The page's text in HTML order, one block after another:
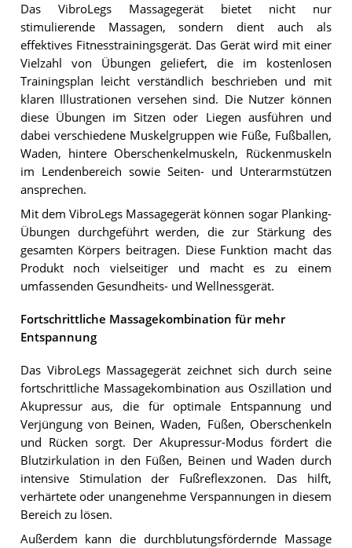
Das VibroLegs Massagegerät bietet nicht nur
stimulierende Massagen, sondern dient auch als
effektives Fitnesstrainingsgerät. Das Gerät wird mit einer
Vielzahl von Übungen geliefert, die im kostenlosen
Trainingsplan leicht verständlich beschrieben und mit
klaren Illustrationen versehen sind. Die Nutzer können
diese Übungen im Sitzen oder Liegen ausführen und
dabei verschiedene Muskelgruppen wie Füße, Fußballen,
Waden, hintere Oberschenkelmuskeln, Rückenmuskeln
im Lendenbereich sowie Seiten- und Unterarmstützen
ansprechen.
Mit dem VibroLegs Massagegerät können sogar Planking-
Übungen durchgeführt werden, die zur Stärkung des
gesamten Körpers beitragen. Diese Funktion macht das
Produkt noch vielseitiger und macht es zu einem
umfassenden Gesundheits- und Wellnessgerät.
Fortschrittliche Massagekombination für mehr
Entspannung
Das VibroLegs Massagegerät zeichnet sich durch seine
fortschrittliche Massagekombination aus Oszillation und
Akupressur aus, die für optimale Entspannung und
Verjüngung von Beinen, Waden, Füßen, Oberschenkeln
und Rücken sorgt. Der Akupressur-Modus fördert die
Blutzirkulation in den Füßen, Beinen und Waden durch
intensive Stimulation der Fußreflexzonen. Das hilft,
verhärtete oder unangenehme Verspannungen in diesem
Bereich zu lösen.
Außerdem kann die durchblutungsfördernde Massage